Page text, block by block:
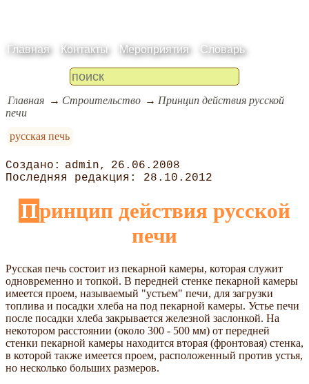
Главная Контакты Мероприятия Словарь
Главная Строительство
Принцип действия русской
печи
русская печь
admin
26.06.2008
28.10.2012
Принцип действия русской
печи
Русская печь состоит из пекарной камеры, которая служит
одновременно и топкой. В передней стенке пекарной камеры
имеется проем, называемый "устьем" печи, для загрузки
топлива и посадки хлеба на под пекарной камеры. Устье печи
после посадки хлеба закрывается железной заслонкой. На
некотором расстоянии (около 300 - 500 мм) от передней
стенки пекарной камеры находится вторая (фронтовая) стенка,
в которой также имеется проем, расположенный против устья,
но несколько больших размеров.